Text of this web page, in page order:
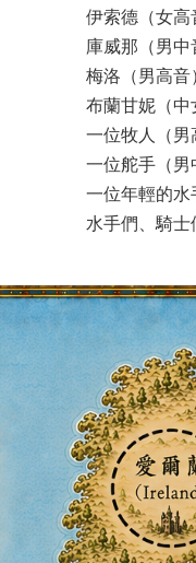
伊索德（女
庫威那（男
梅洛（男高
布蘭甘妮（
一位牧人（男
一位舵手（男
一位年輕的水
水手們、騎士